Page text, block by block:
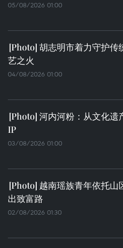
05/08/2026 01:00
胡志明市着力守护传
艺之火
04/08/2026 01:00
河内河粉：从文化遗
IP
03/08/2026 01:00
越南瑶族青年依托山
出致富路
02/08/2026 01:30